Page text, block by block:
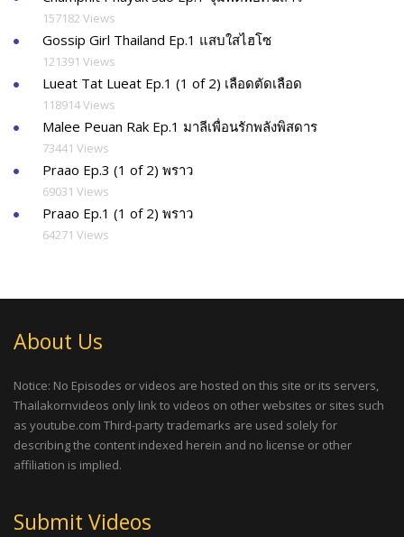
157182 Views
Gossip Girl Thailand Ep.1 แสบใสไฮโซ
121391 Views
Lueat Tat Lueat Ep.1 (1 of 2) เลือดตัดเลือด
118914 Views
Malee Peuan Rak Ep.1 มาลีเพื่อนรักพลังพิสดาร
73441 Views
Praao Ep.3 (1 of 2) พราว
69031 Views
Praao Ep.1 (1 of 2) พราว
64271 Views
About Us
Notice: No Episodes or videos are hosted on this site or its servers,
Thailakornvideos only link to videos on other websites or sites such
as youtube.com Third-party trademarks are used solely for
describing the content indexed herein and no license or other
affiliation is implied.
Submit Videos